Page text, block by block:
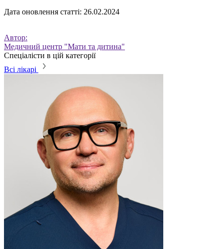
Дата оновлення статті: 26.02.2024
Автор:
Медичний центр "Мати та дитина"
Спеціалісти в цій категорії
Всі лікарі